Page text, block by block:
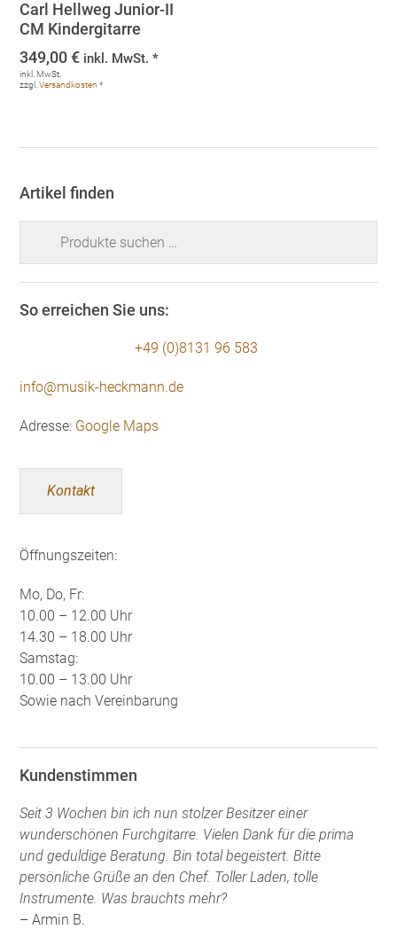
Carl Hellweg Junior-II
CM Kindergitarre
349,00€ inkl. MwSt. *
inkl. MwSt.
zzgl.Versandkosten *
Artikel finden
So erreichen Sie uns:
+49 (0)8131 96 583
info@musik-heckmann.de
Adresse: Google Maps
Kontakt
Öffnungszeiten:
Mo, Do, Fr:
10.00 – 12.00 Uhr
14.30 – 18.00 Uhr
Samstag:
10.00 – 13.00 Uhr
Sowie nach Vereinbarung
Kundenstimmen
Seit 3 Wochen bin ich nun stolzer Besitzer einer
wunderschönen Furchgitarre. Vielen Dank für die prima
und geduldige Beratung. Bin total begeistert. Bitte
persönliche Grüße an den Chef. Toller Laden, tolle
Instrumente. Was brauchts mehr?
– Armin B.